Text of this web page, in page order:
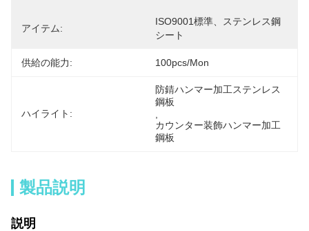
アイテム:
ISO9001標準、ステンレス鋼
シート
供給の能力: 100pcs/mon
ハイライト:
防錆ハンマー加工ステンレス
鋼板
カウンター装飾ハンマー加工
鋼板
製品説明
説明